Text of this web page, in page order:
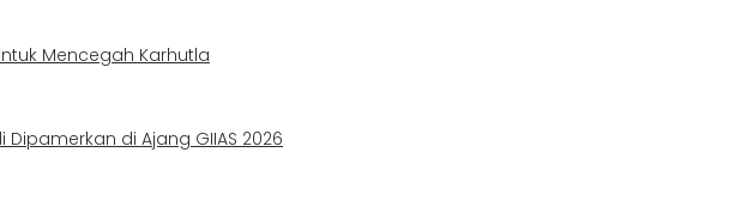
Mencegah Karhutla
Dipamerkan di Ajang GIIAS 2026